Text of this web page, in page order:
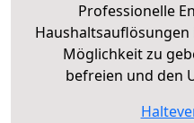
Professionelle
Möglichkeit zu
befreien und den